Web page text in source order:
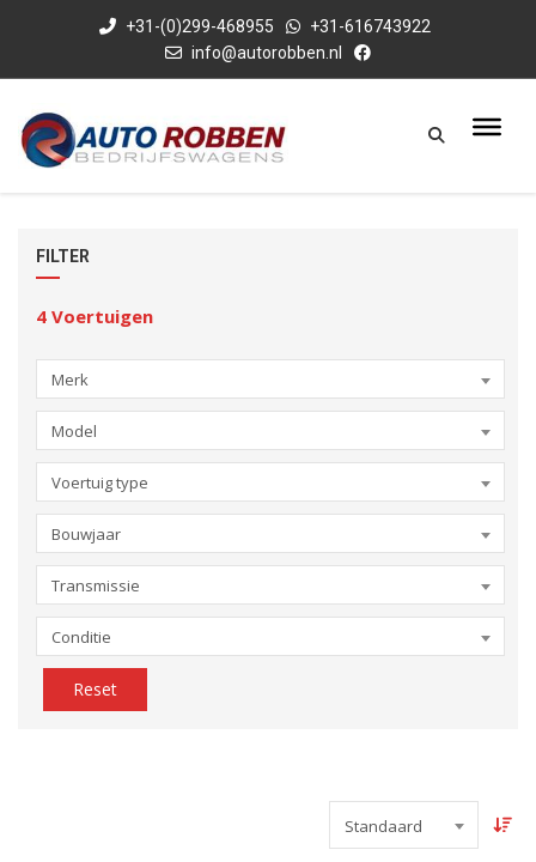
+31-(0)299-468955
+31-616743922
info@autorobben.nl
FILTER
4 Voertuigen
Merk
Model
Voertuig type
Bouwjaar
Transmissie
Conditie
Reset
Standaard